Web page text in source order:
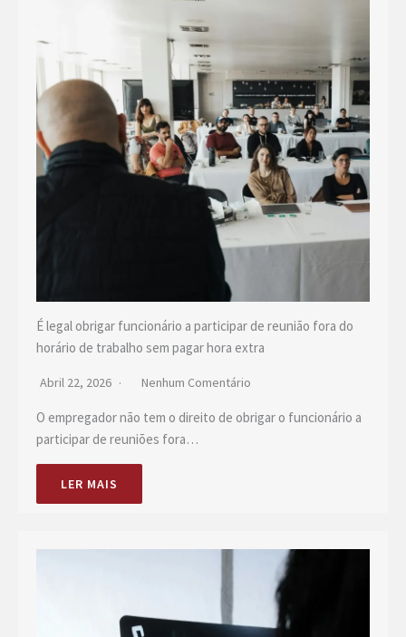
É legal obrigar funcionário a participar de reunião fora do
horário de trabalho sem pagar hora extra
Abril 22, 2026 Nenhum Comentário
O empregador não tem o direito de obrigar o funcionário a
participar de reuniões fora…
LER MAIS